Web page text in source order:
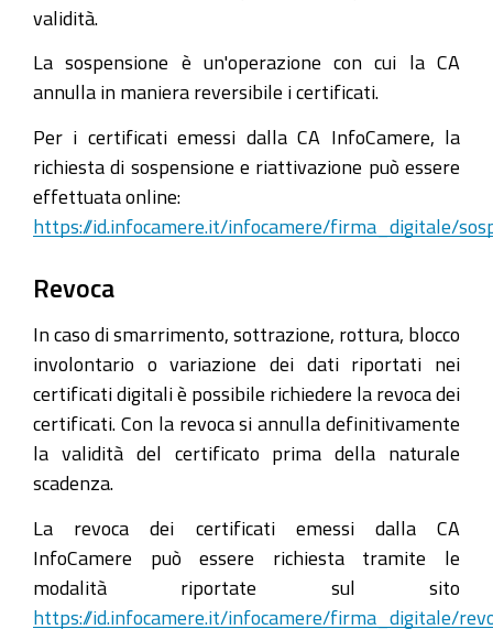
validità.
La sospensione è un'operazione con cui la CA
annulla in maniera reversibile i certificati.
Per i certificati emessi dalla CA InfoCamere, la
richiesta di sospensione e riattivazione può essere
effettuata online:
https://id.infocamere.it/infocamere/firma_digitale/
Revoca
In caso di smarrimento, sottrazione, rottura, blocco
involontario o variazione dei dati riportati nei
certificati digitali è possibile richiedere la revoca dei
certificati. Con la revoca si annulla definitivamente
la validità del certificato prima della naturale
scadenza.
La revoca dei certificati emessi dalla CA
InfoCamere può essere richiesta tramite le
modalità riportate sul sito
https://id.infocamere.it/infocamere/firma_digitale/